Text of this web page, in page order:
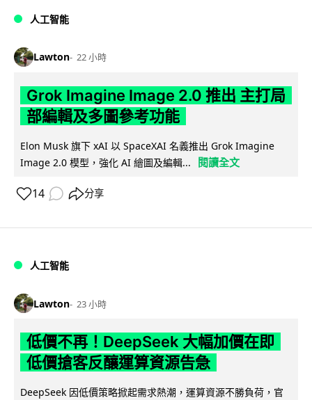
人工智能
Lawton 22 小時
Grok Imagine Image 2.0 推出 主打局
部編輯及多圖參考功能
Elon Musk 旗下 xAI 以 SpaceXAI 名義推出 Grok Imagine
Image 2.0 模型，強化 AI 繪圖及編輯...
閱讀全文
14 分享
人工智能
Lawton 23 小時
低價不再！DeepSeek 大幅加價在即
低價搶客反釀運算資源告急
DeepSeek 因低價策略掀起需求熱潮，運算資源不勝負荷，官